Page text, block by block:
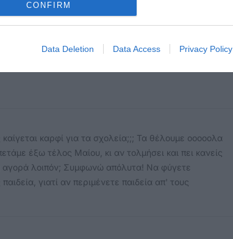
CONFIRM
Data Deletion Data Access Privacy Policy
ο καθεις για τον τοπο του. Αν υπαρχει μια
μορια ενας απο Πελοπόννησο που εχει δηλωσει
στα μορια ενας Ροδίτης, γιατι να ξενιτευτουν και
καρφί για τα σχολεία;;; Τα θέλουμε οοοοολα
έξω τέλος Μαίου, κι αν τολμήσει και πει κανείς
αγορά λοιπόν; Συμφωνώ απόλυτα! Να φύγετε
γιατί αν περιμένετε παιδεία απ' τους